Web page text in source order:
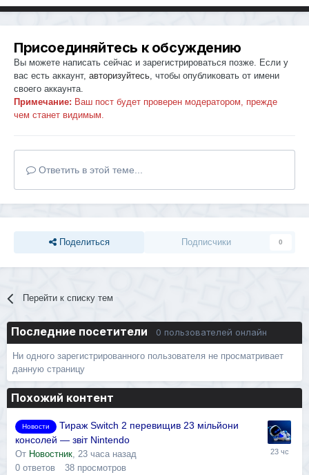
Присоединяйтесь к обсуждению
Вы можете написать сейчас и зарегистрироваться позже. Если у
вас есть аккаунт, авторизуйтесь, чтобы опубликовать от имени
своего аккаунта.
Примечание: Ваш пост будет проверен модератором, прежде
чем станет видимым.
Ответить в этой теме...
Поделиться Подписчики 0
Перейти к списку тем
Последние посетители 0 пользователей онлайн
Ни одного зарегистрированного пользователя не просматривает
данную страницу
Похожий контент
Новости
Тираж Switch 2 перевищив 23 мільйони
консолей — звіт Nintendo
От Новостник 23 часа назад
0 ответов 38 просмотров